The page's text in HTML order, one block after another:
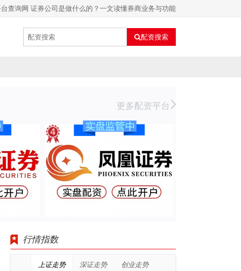
查询网 证券公司是做什么的？一文读懂券商业务与功能
配资搜索
更多配资平台
行情指数
上证走势 深证走势 创业走势